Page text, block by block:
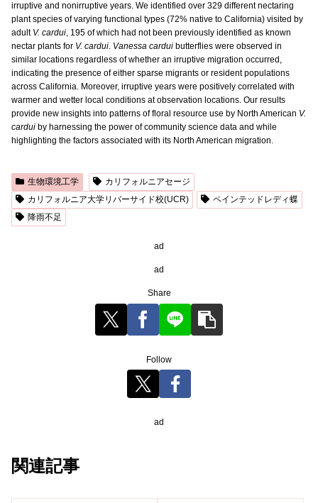
irruptive and nonirruptive years. We identified over 329 different nectaring
plant species of varying functional types (72% native to California) visited by
adult V. cardui, 195 of which had not been previously identified as known
nectar plants for V. cardui. Vanessa cardui butterflies were observed in
similar locations regardless of whether an irruptive migration occurred,
indicating the presence of either sparse migrants or resident populations
across California. Moreover, irruptive years were positively correlated with
warmer and wetter local conditions at observation locations. Our results
provide new insights into patterns of floral resource use by North American V.
cardui by harnessing the power of community science data and while
highlighting the factors associated with its North American migration.
生物環境工学
カリフォルニアセージ
カリフォルニア大学リバーサイド校(UCR)
ペインテッドレディ蝶
降雨不足
ad
ad
Share
Follow
ad
関連記事